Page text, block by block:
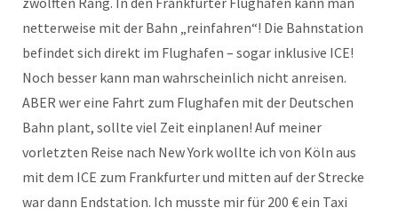
netterweise mit der Bahn „reinfahren“! Die Bahnstation
befindet sich direkt im Flughafen – sogar inklusive ICE!
Noch besser kann man wahrscheinlich nicht anreisen.
ABER wer eine Fahrt zum Flughafen mit der Deutschen
Bahn plant, sollte viel Zeit einplanen! Auf meiner
vorletzten Reise nach New York wollte ich von Köln aus
mit dem ICE zum Frankfurter und mitten auf der Strecke
war dann Endstation. Ich musste mir für 200 € ein Taxi